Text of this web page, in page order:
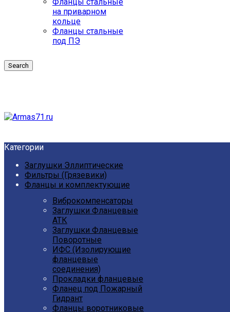
на приварном
кольце
Фланцы стальные
под ПЭ
Search
Категории
Заглушки Эллиптические
Фильтры (Грязевики)
Фланцы и комплектующие
Виброкомпенсаторы
Заглушки Фланцевые
АТК
Заглушки Фланцевые
Поворотные
ИФС (Изолирующие
фланцевые
соединения)
Прокладки фланцевые
Фланец под Пожарный
Гидрант
Фланцы воротниковые